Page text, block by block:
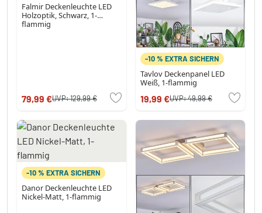
Falmir Deckenleuchte LED
Holzoptik, Schwarz, 1-
flammig
79,99 €UVP:129,99 €
-10 % EXTRA SICHERN
Tavlov Deckenpanel LED
Weiß, 1-flammig
19,99 €UVP:49,99 €
-10 % EXTRA SICHERN
Danor Deckenleuchte LED
Nickel-Matt, 1-flammig